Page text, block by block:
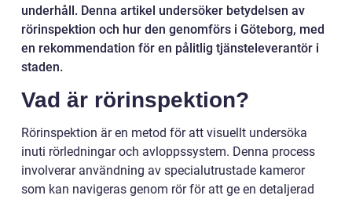
underhåll. Denna artikel undersöker betydelsen av
rörinspektion och hur den genomförs i Göteborg, med
en rekommendation för en pålitlig tjänsteleverantör i
staden.
Vad är rörinspektion?
Rörinspektion är en metod för att visuellt undersöka
inuti rörledningar och avloppssystem. Denna process
involverar användning av specialutrustade kameror
som kan navigeras genom rör för att ge en detaljerad